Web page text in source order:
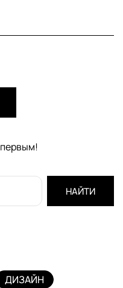
НАЙТИ
ДИЗАЙН